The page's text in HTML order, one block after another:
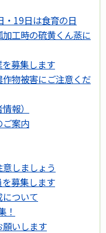
・19日は食育の日
加工時の硫黄くん蒸に
募集します
物被害にご注意くだ
報）
ご案内
しましょう
募集します
ついて
！
いします